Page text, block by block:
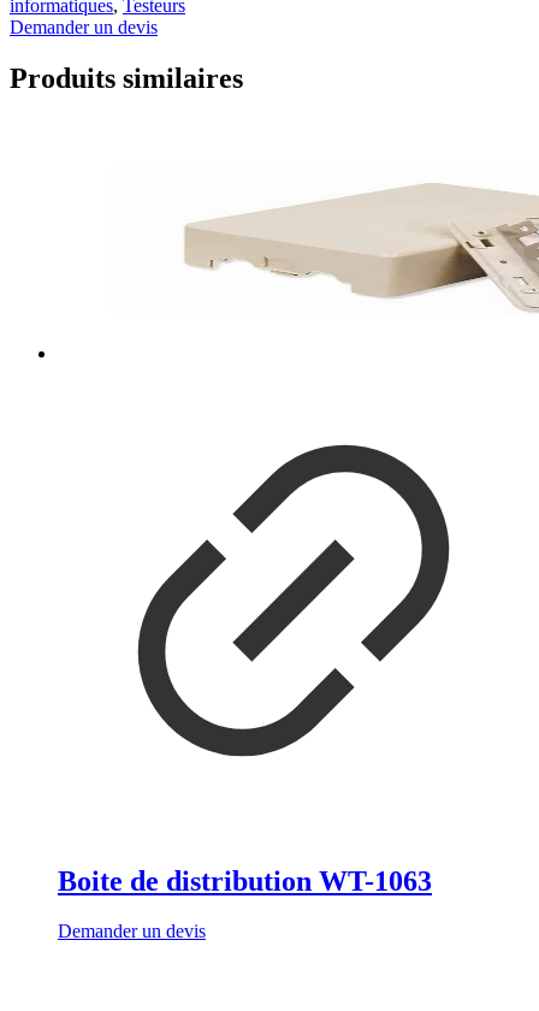
informatiques, Testeurs
Demander un devis
Produits similaires
Boite de distribution WT-1063
Demander un devis